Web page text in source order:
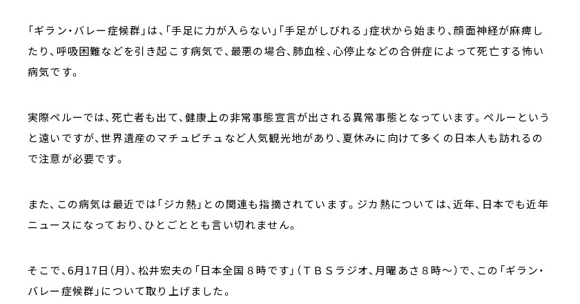
「ギラン・バレー症候群」は、「手足に力が入らない」「手足がしびれる」症状から始まり、顔面神経が麻痺し
たり、呼吸困難などを引き起こす病気で、最悪の場合、肺血栓、心停止などの合併症によって死亡する怖い
病気です。
実際ペルーでは、死亡者も出て、健康上の非常事態宣言が出される異常事態となっています。ペルーという
と遠いですが、世界遺産のマチュピチュなど人気観光地があり、夏休みに向けて多くの日本人も訪れるの
で注意が必要です。
また、この病気は最近では「ジカ熱」との関連も指摘されています。ジカ熱については、近年、日本でも近年
ニュースになっており、ひとごととも言い切れません。
そこで、6月17日（月）、松井宏夫の「日本全国８時です」（ＴＢＳラジオ、月曜あさ８時～）で、この「ギラン・
バレー症候群」について取り上げました。